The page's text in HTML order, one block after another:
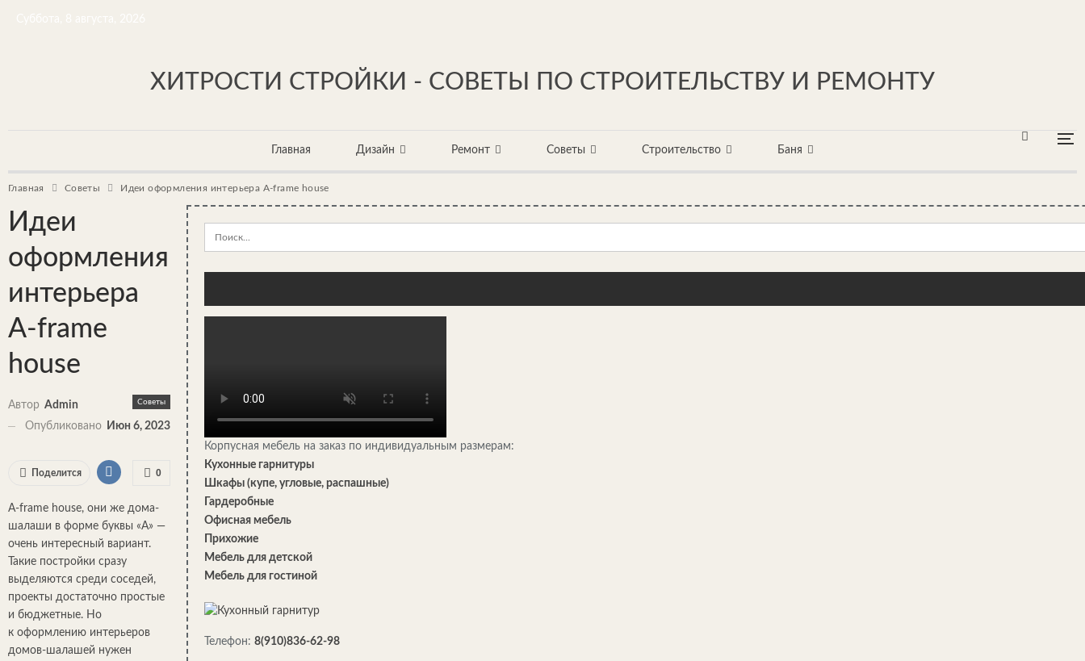
ХИТРОСТИ СТРОЙКИ - СОВЕТЫ ПО СТРОИТЕЛЬСТВУ И РЕМОНТУ
Главная Дизайн Ремонт Советы Строительство Баня
Главная Советы Идеи оформления интерьера A-frame house
Идеи
оформления
интерьера
A-frame
house
Советы
Автор Admin
Опубликовано
Июн 6, 2023
0
Поделится
A-frame house, они же дома-
шалаши в форме буквы «А» —
очень интересный вариант.
Такие постройки сразу
выделяются среди соседей,
проекты достаточно простые
и бюджетные. Но
к оформлению интерьеров
домов-шалашей нужен
Корпусная мебель на заказ по индивидуальным размерам:
Кухонные гарнитуры
Шкафы (купе, угловые, распашные)
Гардеробные
Офисная мебель
Прихожие
Мебель для детской
Мебель для гостиной
Телефон: 8(910)836-62-98